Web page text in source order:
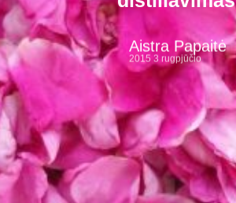
Aistra Papaitė
2015 3 rugpjūčio